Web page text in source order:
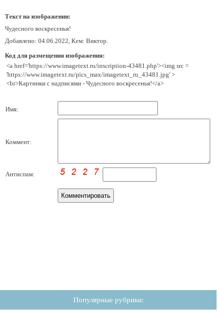
Текст на изображении:
Чудесного воскресенья!
Добавлено: 04.06.2022, Кем: Виктор.
Код для размещения изображения:
<a href='https://www.imagetext.ru/inscription-43481.php'><img src =
'https://www.imagetext.ru/pics_max/imagetext_ru_43481.jpg' >
<br>Картинки с надписями - Чудесного воскресенья!</a>
Имя:
Коммент:
Антиспам:
Популярные рубрики: